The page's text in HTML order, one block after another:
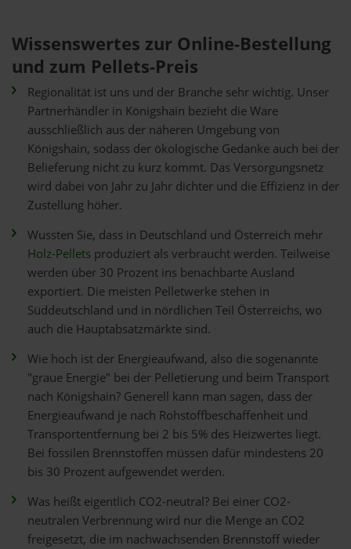
Wissenswertes zur Online-Bestellung
und zum Pellets-Preis
Regionalität ist uns und der Branche sehr wichtig. Unser
Partnerhändler in Königshain bezieht die Ware
ausschließlich aus der näheren Umgebung von
Königshain, sodass der ökologische Gedanke auch bei der
Belieferung nicht zu kurz kommt. Das Versorgungsnetz
wird dabei von Jahr zu Jahr dichter und die Effizienz in der
Zustellung höher.
Wussten Sie, dass in Deutschland und Österreich mehr
Holz-Pellets produziert als verbraucht werden. Teilweise
werden über 30 Prozent ins benachbarte Ausland
exportiert. Die meisten Pelletwerke stehen in
Süddeutschland und in nördlichen Teil Österreichs, wo
auch die Hauptabsatzmärkte sind.
Wie hoch ist der Energieaufwand, also die sogenannte
"graue Energie" bei der Pelletierung und beim Transport
nach Königshain? Generell kann man sagen, dass der
Energieaufwand je nach Rohstoffbeschaffenheit und
Transportentfernung bei 2 bis 5% des Heizwertes liegt.
Bei fossilen Brennstoffen müssen dafür mindestens 20
bis 30 Prozent aufgewendet werden.
Was heißt eigentlich CO2-neutral? Bei einer CO2-
neutralen Verbrennung wird nur die Menge an CO2
freigesetzt, die im nachwachsenden Brennstoff wieder